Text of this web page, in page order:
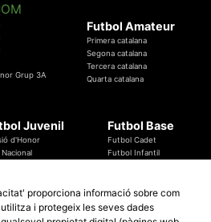
Grup 3A
Futbol Amateur
Primera catalana
Segona catalana
Tercera catalana
Quarta catalana
Juvenil
d'Honor
Nacional
Futbol Base
Futbol Cadet
Futbol Infantil
proporciona informació sobre com
i protegeix les seves dades